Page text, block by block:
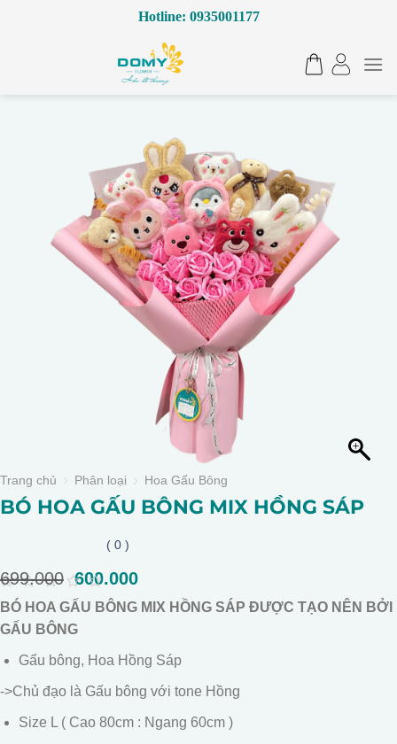
Hotline: 0935001177
Trang chủ Phân loại Hoa Gấu Bông
BÓ HOA GẤU BÔNG MIX HỒNG SÁP
0
out
of
( 0 )
699.000 Giá
gốc
là:
699.000.
600.000
tại
600.000.
BÓ HOA GẤU BÔNG MIX HỒNG SÁP ĐƯỢC TẠO NÊN BỞI
GẤU BÔNG
Gấu bông, Hoa Hồng Sáp
->Chủ đạo là Gấu bông với tone Hồng
Size L ( Cao 80cm : Ngang 60cm )